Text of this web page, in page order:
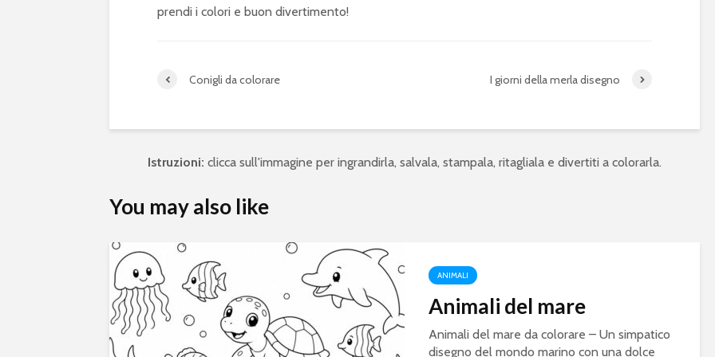
prendi i colori e buon divertimento!
Conigli da colorare I giorni della merla disegno
Istruzioni: clicca sull'immagine per ingrandirla, salvala, stampala, ritagliala e divertiti a colorarla.
You may also like
ANIMALI
Animali del mare
Animali del mare da colorare – Un simpatico
disegno del mondo marino con una dolce